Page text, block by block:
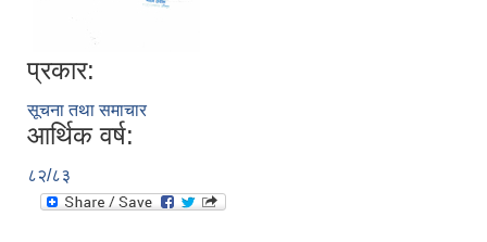
प्रकार:
सूचना तथा समाचार
आर्थिक वर्ष:
८२/८३